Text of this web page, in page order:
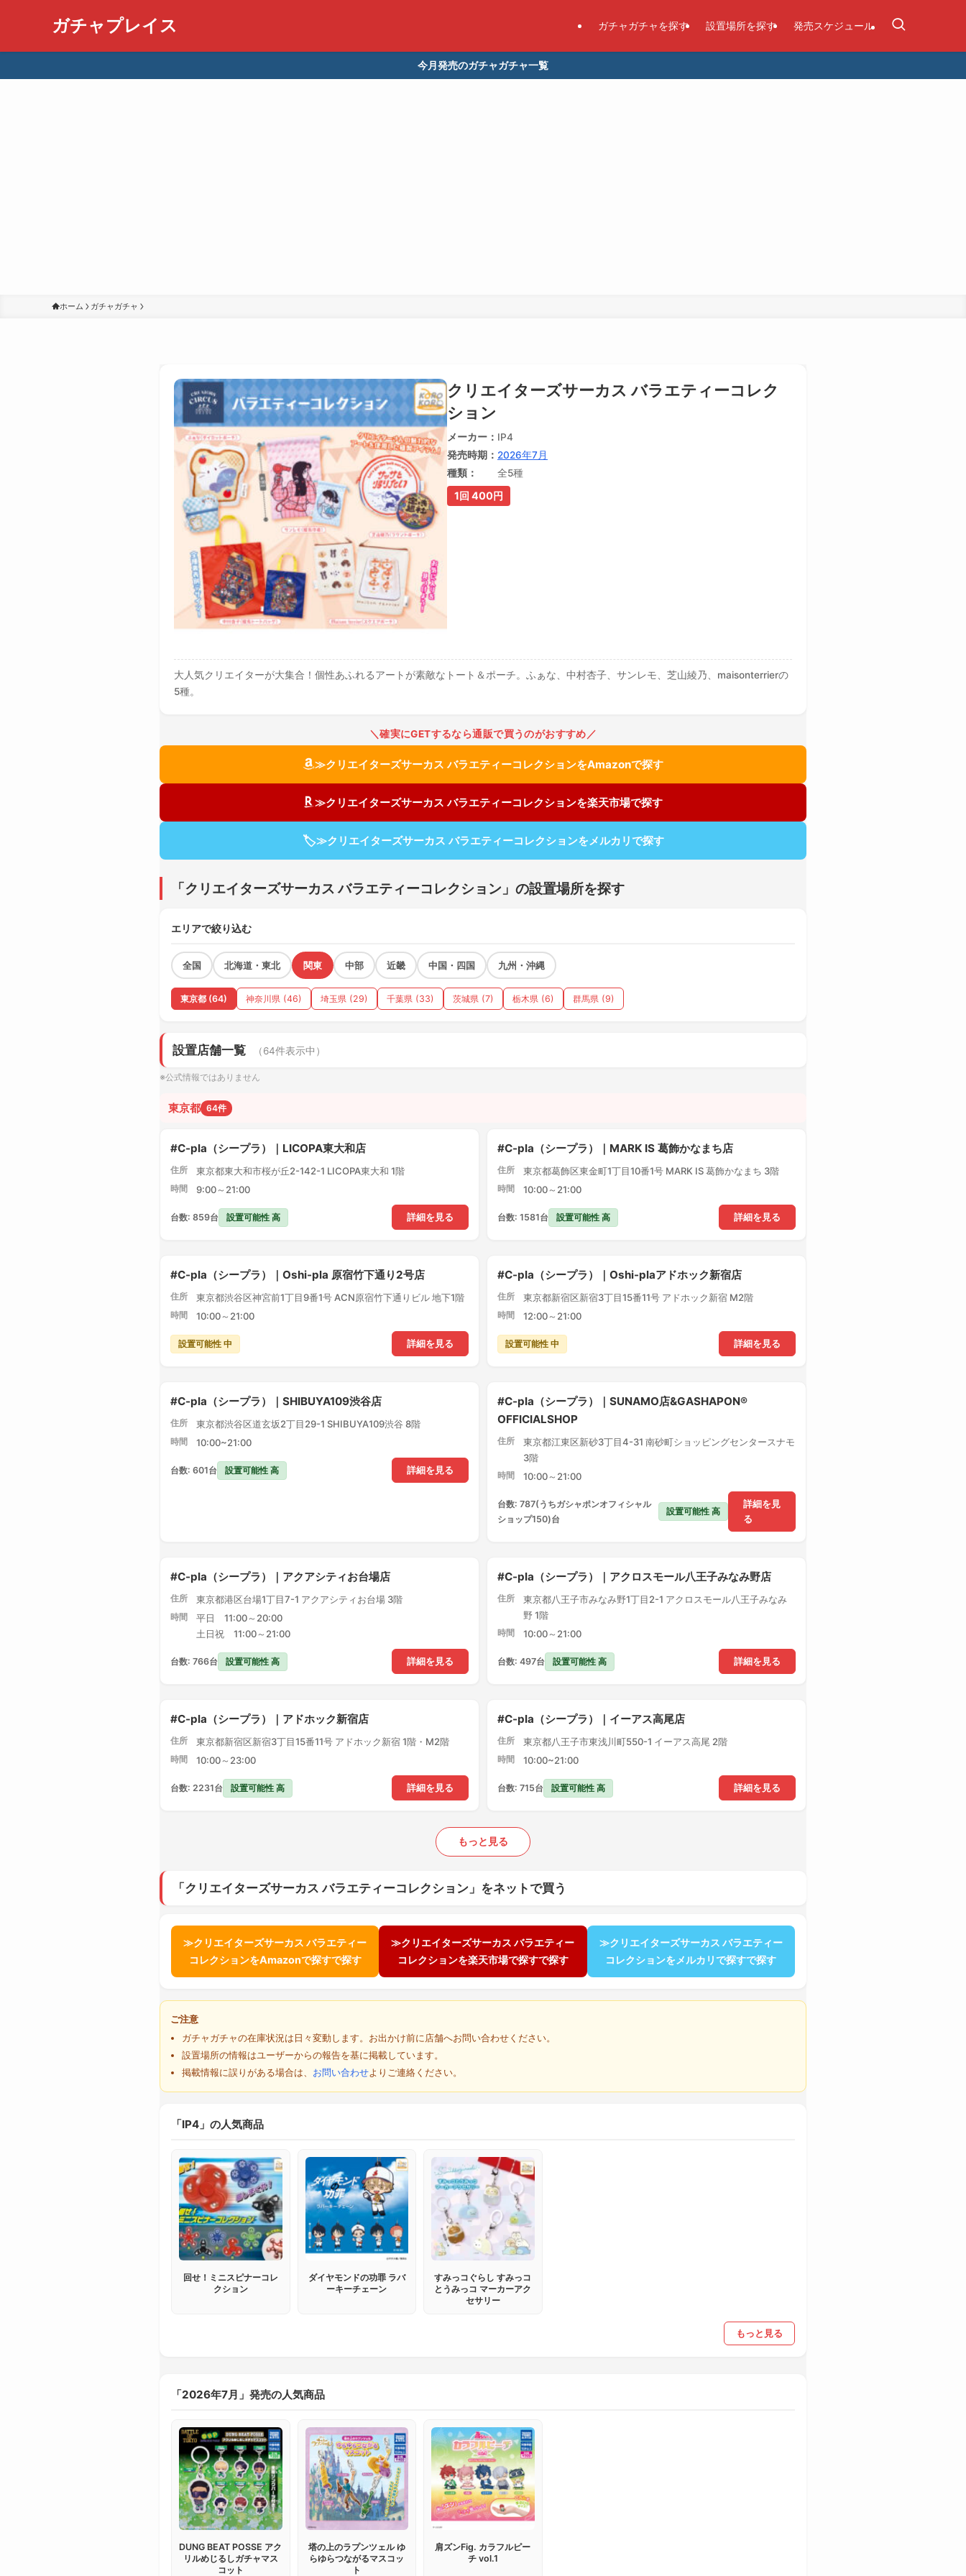
ガチャプレイス ガチャガチャを探す 設置場所を探す 発売スケジュール
今月発売のガチャガチャ一覧
ホーム ガチャガチャ
クリエイターズサーカス バラエティーコレク
ション
メーカー
IP4
発売時期
2026年7月
種類
全5種
1回 400円
大人気クリエイターが大集合！個性あふれるアートが素敵なトート＆ポーチ。ふぁな、中村杏子、サンレモ、芝山綾乃、maisonterrierの
5種。
＼確実にGETするなら通販で買うのがおすすめ／
≫クリエイターズサーカス バラエティーコレクションをAmazonで探す
≫クリエイターズサーカス バラエティーコレクションを楽天市場で探す
🏷≫クリエイターズサーカス バラエティーコレクションをメルカリで探す
「クリエイターズサーカス バラエティーコレクション」の設置場所を探す
エリアで絞り込む
全国 北海道・東北 関東 中部 近畿 中国・四国 九州・沖縄
東京都 (64) 神奈川県 (46) 埼玉県 (29) 千葉県 (33) 茨城県 (7) 栃木県 (6) 群馬県 (9)
設置店舗一覧 （64件表示中）
※公式情報ではありません
東京都 64件
#C-pla（シープラ）｜LICOPA東大和店
住所 東京都東大和市桜が丘2-142-1 LICOPA東大和 1階
時間 9:00～21:00
詳細を見る
台数: 859台 設置可能性 高
#C-pla（シープラ）｜MARK IS 葛飾かなまち店
住所 東京都葛飾区東金町1丁目10番1号 MARK IS 葛飾かなまち 3階
時間 10:00～21:00
詳細を見る
台数: 1581台 設置可能性 高
#C-pla（シープラ）｜Oshi-pla 原宿竹下通り2号店
住所 東京都渋谷区神宮前1丁目9番1号 ACN原宿竹下通りビル 地下1階
時間 10:00～21:00
詳細を見る
設置可能性 中
#C-pla（シープラ）｜Oshi-plaアドホック新宿店
住所 東京都新宿区新宿3丁目15番11号 アドホック新宿 M2階
時間 12:00～21:00
詳細を見る
設置可能性 中
#C-pla（シープラ）｜SHIBUYA109渋谷店
住所 東京都渋谷区道玄坂2丁目29-1 SHIBUYA109渋谷 8階
時間 10:00~21:00
詳細を見る
台数: 601台 設置可能性 高
#C-pla（シープラ）｜SUNAMO店&GASHAPON®
OFFICIALSHOP
住所
東京都江東区新砂3丁目4-31 南砂町ショッピングセンタースナモ
3階
時間 10:00～21:00
詳細を見
る
台数: 787(うちガシャポンオフィシャル
ショップ150)台
設置可能性 高
#C-pla（シープラ）｜アクアシティお台場店
住所 東京都港区台場1丁目7-1 アクアシティお台場 3階
時間
平日 11:00～20:00
土日祝 11:00～21:00
詳細を見る
台数: 766台 設置可能性 高
#C-pla（シープラ）｜アクロスモール八王子みなみ野店
住所
東京都八王子市みなみ野1丁目2-1 アクロスモール八王子みなみ
野 1階
時間 10:00～21:00
詳細を見る
台数: 497台 設置可能性 高
#C-pla（シープラ）｜アドホック新宿店
住所 東京都新宿区新宿3丁目15番11号 アドホック新宿 1階・M2階
時間 10:00～23:00
詳細を見る
台数: 2231台 設置可能性 高
#C-pla（シープラ）｜イーアス高尾店
住所 東京都八王子市東浅川町550-1 イーアス高尾 2階
時間 10:00~21:00
詳細を見る
台数: 715台 設置可能性 高
もっと見る
「クリエイターズサーカス バラエティーコレクション」をネットで買う
≫クリエイターズサーカス バラエティー
コレクションをAmazonで探すで探す
≫クリエイターズサーカス バラエティー
コレクションを楽天市場で探すで探す
≫クリエイターズサーカス バラエティー
コレクションをメルカリで探すで探す
ご注意
ガチャガチャの在庫状況は日々変動します。お出かけ前に店舗へお問い合わせください。
設置場所の情報はユーザーからの報告を基に掲載しています。
掲載情報に誤りがある場合は、 お問い合わせよりご連絡ください。
「IP4」の人気商品
回せ！ミニスピナーコレ
クション
ダイヤモンドの功罪 ラバ
ーキーチェーン
すみっコぐらし すみっコ
とうみっコ マーカーアク
セサリー
もっと見る
「2026年7月」発売の人気商品
DUNG BEAT POSSE アク
リルめじるしガチャマス
コット
塔の上のラプンツェル ゆ
らゆらつながるマスコッ
ト
肩ズンFig. カラフルピー
チ vol.1